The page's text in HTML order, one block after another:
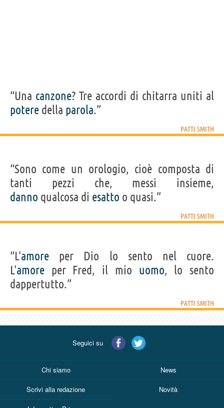
“Una canzone? Tre accordi di chitarra uniti al
potere della parola.”
PATTI SMITH
“Sono come un orologio, cioè composta di
tanti pezzi che, messi insieme,
danno qualcosa di esatto o quasi.”
PATTI SMITH
“L'amore per Dio lo sento nel cuore.
L'amore per Fred, il mio uomo, lo sento
dappertutto.”
PATTI SMITH
Seguici su
Chi siamo News
Scrivi alla redazione Novità